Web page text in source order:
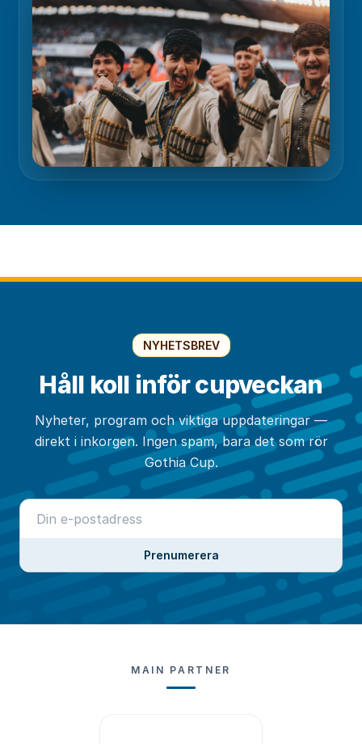
NYHETSBREV
Håll koll inför cupveckan
Nyheter, program och viktiga uppdateringar —
direkt i inkorgen. Ingen spam, bara det som rör
Gothia Cup.
Prenumerera
MAIN PARTNER